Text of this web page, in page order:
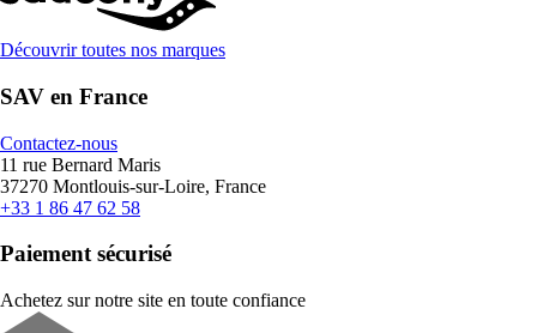
Découvrir toutes nos marques
SAV en France
Contactez-nous
11 rue Bernard Maris
37270 Montlouis-sur-Loire, France
+33 1 86 47 62 58
Paiement sécurisé
Achetez sur notre site en toute confiance